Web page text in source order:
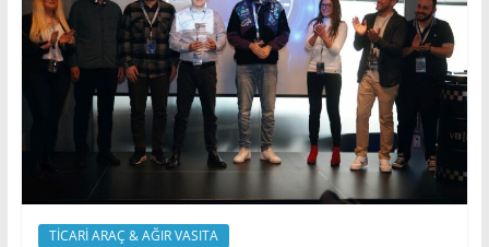
TİCARİ ARAÇ & AĞIR VASITA